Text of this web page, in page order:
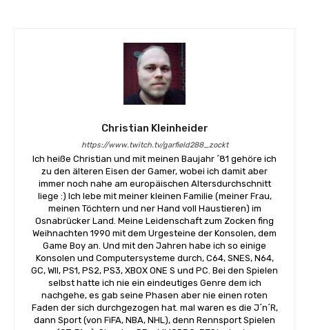
Christian Kleinheider
https://www.twitch.tv/garfield288_zockt
Ich heiße Christian und mit meinen Baujahr ´81 gehöre ich
zu den älteren Eisen der Gamer, wobei ich damit aber
immer noch nahe am europäischen Altersdurchschnitt
liege :) Ich lebe mit meiner kleinen Familie (meiner Frau,
meinen Töchtern und ner Hand voll Haustieren) im
Osnabrücker Land. Meine Leidenschaft zum Zocken fing
Weihnachten 1990 mit dem Urgesteine der Konsolen, dem
Game Boy an. Und mit den Jahren habe ich so einige
Konsolen und Computersysteme durch, C64, SNES, N64,
GC, WII, PS1, PS2, PS3, XBOX ONE S und PC. Bei den Spielen
selbst hatte ich nie ein eindeutiges Genre dem ich
nachgehe, es gab seine Phasen aber nie einen roten
Faden der sich durchgezogen hat. mal waren es die J´n´R,
dann Sport (von FiFA, NBA, NHL), denn Rennsport Spielen